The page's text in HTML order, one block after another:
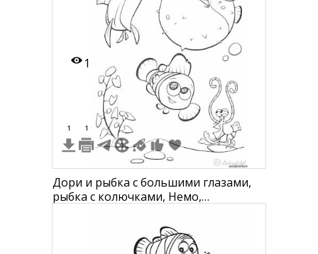
1
1 1
Дори и рыбка с большими глазами,
рыбка с колючками, Немо,